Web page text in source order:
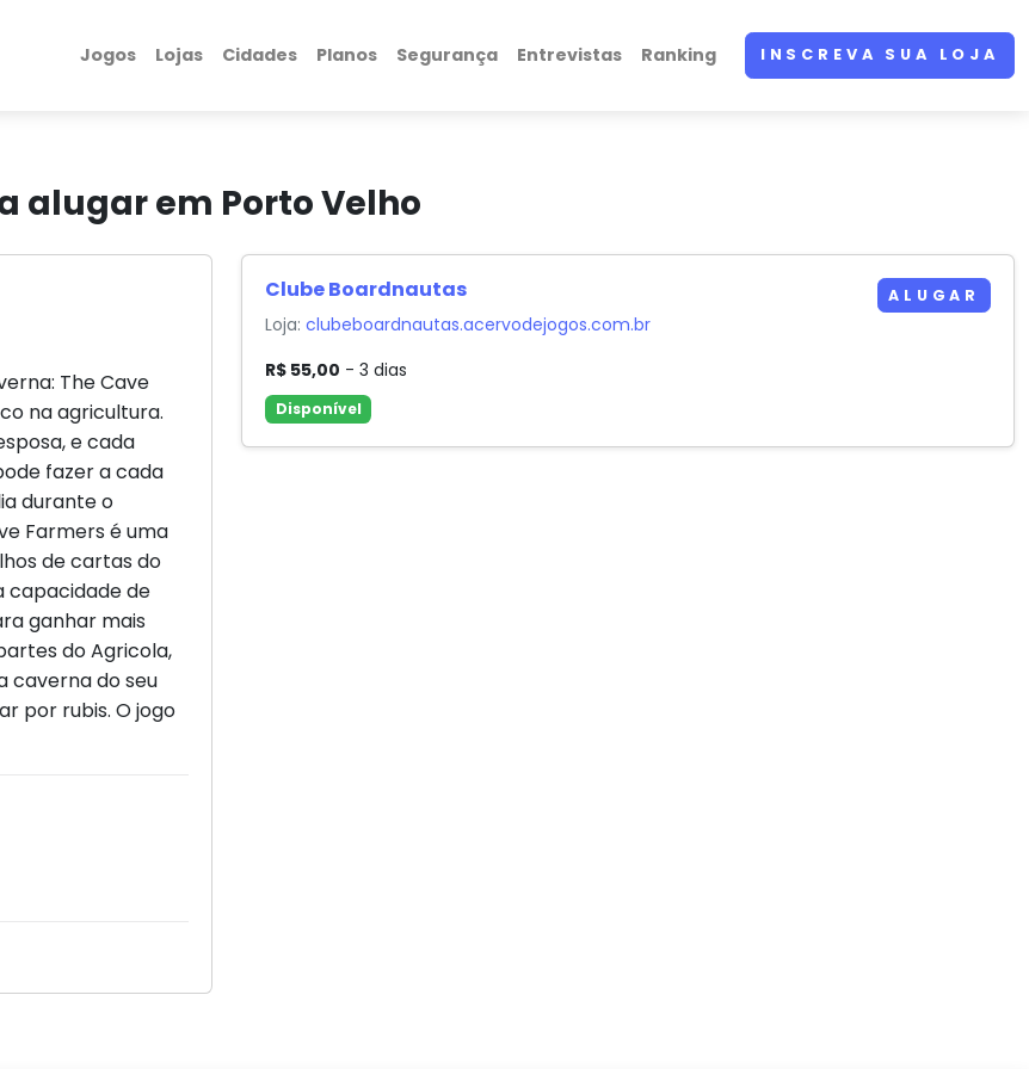
Jogos Lojas Cidades Planos Segurança Entrevistas Ranking INSCREVA SUA LOJA
alugar em Porto Velho
The Cave
na agricultura.
e cada
fazer a cada
durante o
Farmers é uma
de cartas do
capacidade de
ganhar mais
do Agricola,
caverna do seu
por rubis. O jogo
Clube Boardnautas
Loja:clubeboardnautas.acervodejogos.com.br
R$ 55,00 - 3 dias
Disponível
ALUGAR